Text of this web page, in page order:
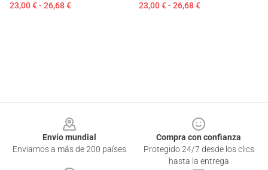
23,00 € - 26,68 € 23,00 € - 26,68 €
Envío mundial
Enviamos a más de 200 países
Compra con confianza
Protegido 24/7 desde los clics
hasta la entrega